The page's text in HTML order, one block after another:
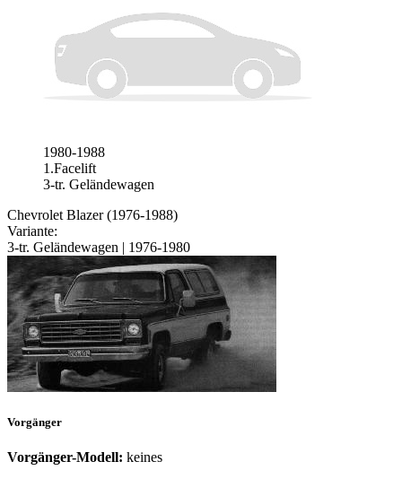
1980-1988
1.Facelift
3-tr. Geländewagen
Chevrolet Blazer (1976-1988)
Variante:
3-tr. Geländewagen | 1976-1980
Vorgänger
Vorgänger-Modell: keines